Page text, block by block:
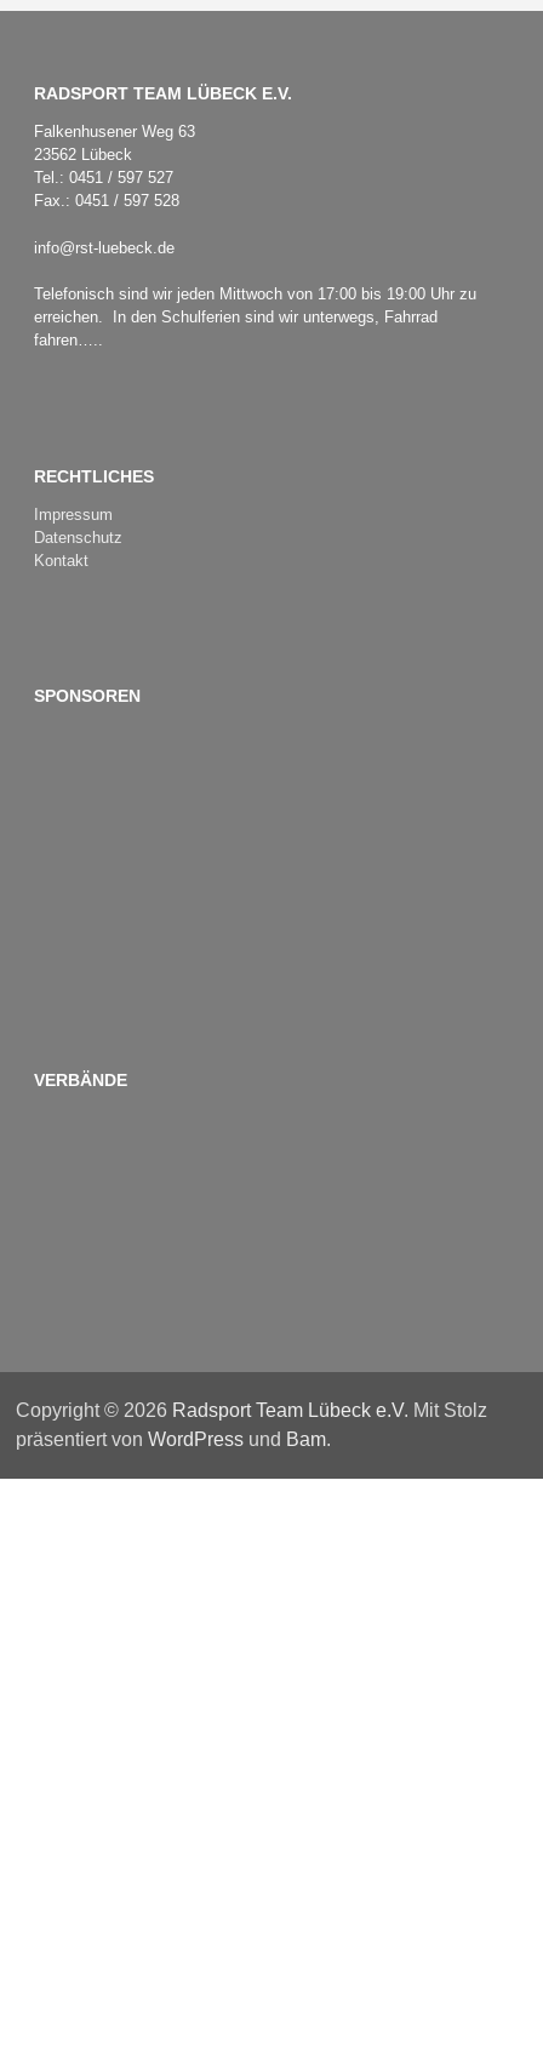
RADSPORT TEAM LÜBECK E.V.
Falkenhusener Weg 63
23562 Lübeck
Tel.: 0451 / 597 527
Fax.: 0451 / 597 528
info@rst-luebeck.de
Telefonisch sind wir jeden Mittwoch von 17:00 bis 19:00 Uhr zu
erreichen. In den Schulferien sind wir unterwegs, Fahrrad
fahren…..
RECHTLICHES
Impressum
Datenschutz
Kontakt
SPONSOREN
VERBÄNDE
Copyright © 2026 Radsport Team Lübeck e.V. Mit Stolz
präsentiert von WordPressund Bam.